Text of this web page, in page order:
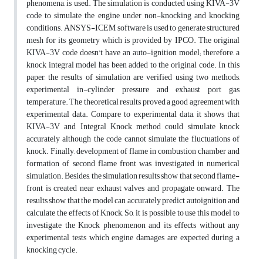
phenomena, is used. The simulation is conducted using KIVA-3V
code to simulate the engine under non-knocking and knocking
conditions. ANSYS-ICEM software is used to generate structured
mesh for its geometry which is provided by IPCO. The original
KIVA-3V code doesn't have an auto-ignition model; therefore, a
knock integral model has been added to the original code. In this
paper, the results of simulation are verified using two methods,
experimental in-cylinder pressure and exhaust port gas
temperature. The theoretical results proved a good agreement with
experimental data. Compare to experimental data, it shows that
KIVA-3V and Integral Knock method could simulate knock
accurately although the code cannot simulate the fluctuations of
knock. Finally, development of flame in combustion chamber and
formation of second flame front was investigated in numerical
simulation. Besides, the simulation results show that second flame-
front is created near exhaust valves and propagate onward. The
results show that the model can accurately predict autoignition and
calculate the effects of Knock, So, it is possible to use this model to
investigate the Knock phenomenon and its effects without any
experimental tests which engine damages are expected during a
knocking cycle.